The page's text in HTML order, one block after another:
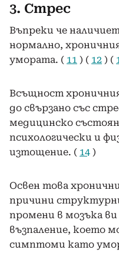
3. Стрес
Въпреки че
нормално,
умората. ( 11 ) ( 12 ) (
Всъщност
до свързано със
медицинско
психологически и
изтощение. ( 14 )
Освен това
причини
промени в мозъка
възпаление, което
симптоми като